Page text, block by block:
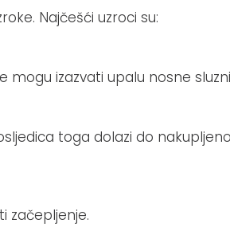
Najčešći uzroci su:
mogu izazvati upalu nosne
toga dolazi do
začepljenje.